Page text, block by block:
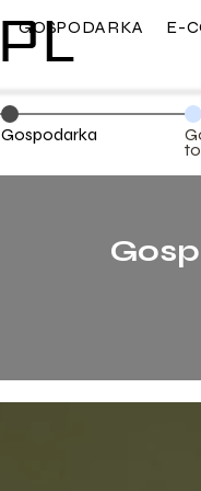
GOSPODARKA E-
Gospodarka